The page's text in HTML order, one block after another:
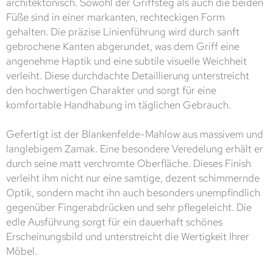
Füße sind in einer markanten, rechteckigen Form
gehalten. Die präzise Linienführung wird durch sanft
gebrochene Kanten abgerundet, was dem Griff eine
angenehme Haptik und eine subtile visuelle Weichheit
verleiht. Diese durchdachte Detaillierung unterstreicht
den hochwertigen Charakter und sorgt für eine
komfortable Handhabung im täglichen Gebrauch.
Gefertigt ist der Blankenfelde-Mahlow aus massivem und
langlebigem Zamak. Eine besondere Veredelung erhält er
durch seine matt verchromte Oberfläche. Dieses Finish
verleiht ihm nicht nur eine samtige, dezent schimmernde
Optik, sondern macht ihn auch besonders unempfindlich
gegenüber Fingerabdrücken und sehr pflegeleicht. Die
edle Ausführung sorgt für ein dauerhaft schönes
Erscheinungsbild und unterstreicht die Wertigkeit Ihrer
Möbel.